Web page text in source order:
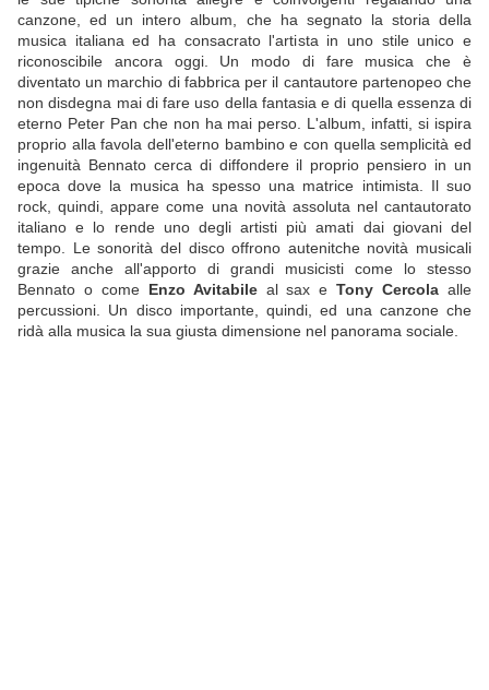
canzone, ed un intero album, che ha segnato la storia della
musica italiana ed ha consacrato l'artista in uno stile unico e
riconoscibile ancora oggi. Un modo di fare musica che è
diventato un marchio di fabbrica per il cantautore partenopeo che
non disdegna mai di fare uso della fantasia e di quella essenza di
eterno Peter Pan che non ha mai perso. L'album, infatti, si ispira
proprio alla favola dell'eterno bambino e con quella semplicità ed
ingenuità Bennato cerca di diffondere il proprio pensiero in un
epoca dove la musica ha spesso una matrice intimista. Il suo
rock, quindi, appare come una novità assoluta nel cantautorato
italiano e lo rende uno degli artisti più amati dai giovani del
tempo. Le sonorità del disco offrono autenitche novità musicali
grazie anche all'apporto di grandi musicisti come lo stesso
Bennato o come Enzo Avitabileal sax eTony Cercola alle
percussioni. Un disco importante, quindi, ed una canzone che
ridà alla musica la sua giusta dimensione nel panorama sociale.